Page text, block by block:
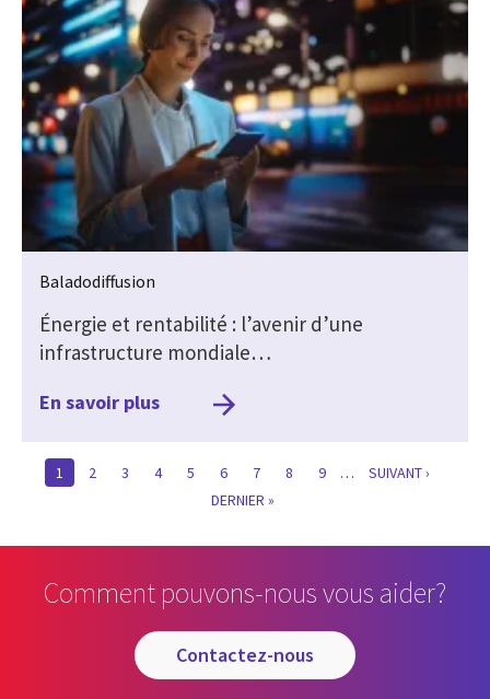
Baladodiffusion
Énergie et rentabilité : l’avenir d’une
infrastructure mondiale…
En savoir plus
CURRENT
1 PAGE
2 PAGE
3 PAGE
4 PAGE
5 PAGE
6 PAGE
7 PAGE
8 PAGE
9 … SUIVANTE
SUIVANT ›
LAST
DERNIER »
Comment pouvons-nous vous aider?
contactez-nous